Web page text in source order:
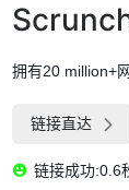
拥有20 million+
链接直达
链接成功:0.6